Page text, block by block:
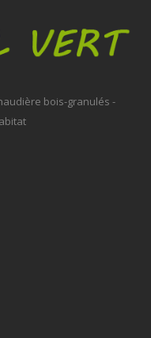
bois-granulés -